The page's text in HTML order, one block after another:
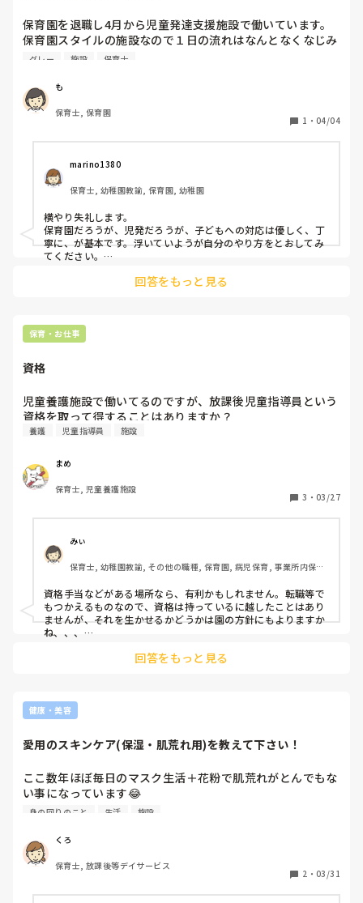
保育園を退職し4月から児童発達支援施設で働いています。
保育園スタイルの施設なので１日の流れはなんとなくなじみ
があるのですが、子どもへの支援が難しいです。保育園の感
ます。特性が強く診断を受けているお子さんも多いので毅然
とした態度で接する方が良いのでしょうか…。入社研修では
笑顔で楽しく！と言っていたのに事業所に来たら別世界で…
グレー 施設 保育士
も
保育士, 保育園
1 ・ 04/04
marino1380
保育士, 幼稚園教諭, 保育園, 幼稚園
横やり失礼します。
保育園だろうが、児発だろうが、子どもへの対応は優しく、丁
寧に、が基本です。浮いていようが自分のやり方をとおしてみ
てください。
り添うのが大切かな、と。 回答をもっと見る
保育・お仕事
資格
児童養護施設で働いてるのですが、放課後児童指導員という
資格を取って得することはありますか？
養護 児童指導員 施設
まめ
保育士, 児童養護施設
3 ・ 03/27
みぃ
保育士, 幼稚園教諭, その他の職種, 保育園, 病児保育, 事業所内保育,
資格手当などがある場所なら、有利かもしれません。転職等で
もつかえるものなので、資格は持っているに越したことはあり
ませんが、それを生かせるかどうかは園の方針にもよりますか
ね、、、
回答をもっと見る
健康・美容
愛用のスキンケア(保湿・肌荒れ用)を教えて下さい！
ここ数年ほぼ毎日のマスク生活＋花粉で肌荒れがとんでもな
い事になっています😂
皆さんが普段使っている保湿系・肌荒れ緩和系のスキンケア
(ズボラなので、オールインワンの物であるとより助かりま
す…！笑😭)
身の回りのこと 生活 施設
くろ
保育士, 放課後等デイサービス
2 ・ 03/31